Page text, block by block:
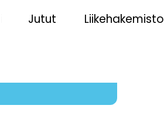
Jutut Liikehakemisto